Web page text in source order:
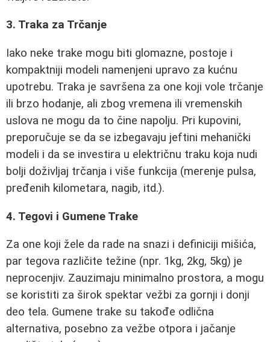
3. Traka za Trčanje
Iako neke trake mogu biti glomazne, postoje i
kompaktniji modeli namenjeni upravo za kućnu
upotrebu. Traka je savršena za one koji vole trčanje
ili brzo hodanje, ali zbog vremena ili vremenskih
uslova ne mogu da to čine napolju. Pri kupovini,
preporučuje se da se izbegavaju jeftini mehanički
modeli i da se investira u električnu traku koja nudi
bolji doživljaj trčanja i više funkcija (merenje pulsa,
pređenih kilometara, nagib, itd.).
4. Tegovi i Gumene Trake
Za one koji žele da rade na snazi i definiciji mišića,
par tegova različite težine (npr. 1kg, 2kg, 5kg) je
neprocenjiv. Zauzimaju minimalno prostora, a mogu
se koristiti za širok spektar vežbi za gornji i donji
deo tela. Gumene trake su takođe odlična
alternativa, posebno za vežbe otpora i jačanje